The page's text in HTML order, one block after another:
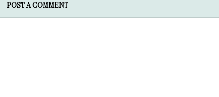
POST A COMMENT